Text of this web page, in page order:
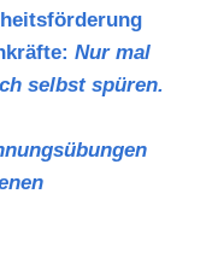
Nur mal
selbst spüren.